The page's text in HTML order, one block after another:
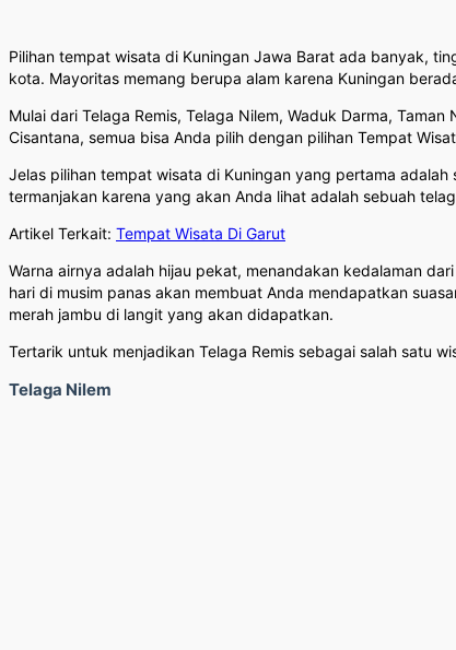
Pilihan tempat wisata di Kuningan Jawa Barat ada banyak,
kota. Mayoritas memang berupa alam karena Kuningan
Mulai dari Telaga Remis, Telaga Nilem, Waduk Darma,
Cisantana, semua bisa Anda pilih dengan pilihan Tempat
Jelas pilihan tempat wisata di Kuningan yang pertama
termanjakan karena yang akan Anda lihat adalah sebuah
Artikel Terkait: Tempat Wisata Di Garut
Warna airnya adalah hijau pekat, menandakan kedalaman
hari di musim panas akan membuat Anda mendapatkan
merah jambu di langit yang akan didapatkan.
Tertarik untuk menjadikan Telaga Remis sebagai salah satu
Telaga Nilem